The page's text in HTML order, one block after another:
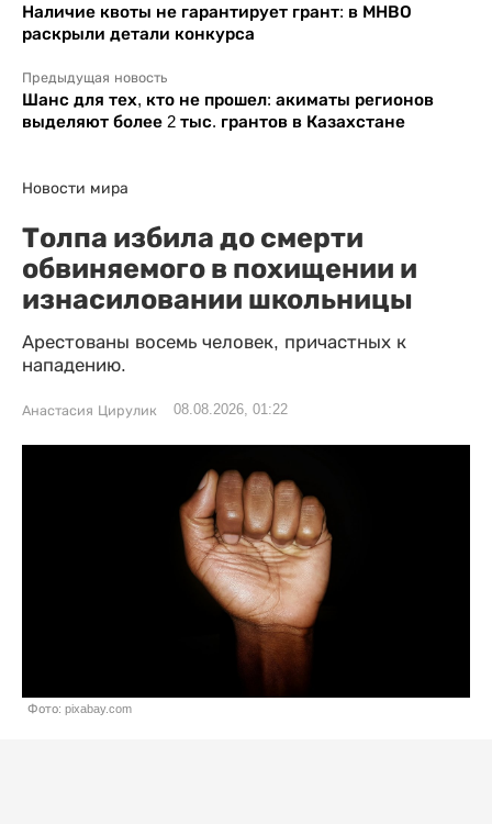
Наличие квоты не гарантирует грант: в МНВО
раскрыли детали конкурса
Предыдущая новость
Шанс для тех, кто не прошел: акиматы регионов
выделяют более 2 тыс. грантов в Казахстане
Новости мира
Толпа избила до смерти
обвиняемого в похищении и
изнасиловании школьницы
Арестованы восемь человек, причастных к
нападению.
Анастасия Цирулик 08.08.2026, 01:22
Фото: pixabay.com